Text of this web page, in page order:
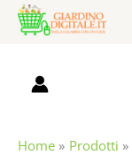
Home Prodotti